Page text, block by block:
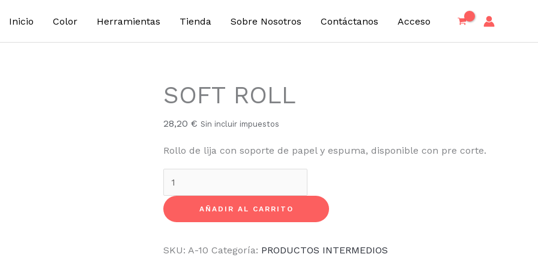
Inicio Color Herramientas Tienda Sobre Nosotros Contáctanos Acceso
SOFT ROLL
28,20 € Sin incluir impuestos
Rollo de lija con soporte de papel y espuma, disponible con pre corte.
ROLL
cantidad
AÑADIR AL CARRITO
SKU: A-10 Categoría: PRODUCTOS INTERMEDIOS